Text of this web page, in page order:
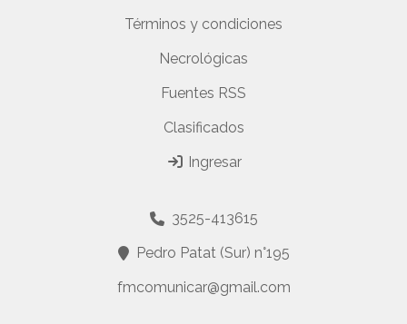
Términos y condiciones
Necrológicas
Fuentes RSS
Clasificados
Ingresar
3525-413615
Pedro Patat (Sur) n°195
fmcomunicar@gmail.com